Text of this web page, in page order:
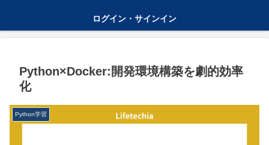
ログイン・サインイン
Python×Docker:開発環境構築を劇的効率
化
Python学習